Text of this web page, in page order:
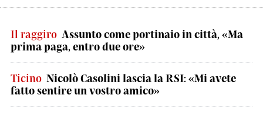
Il raggiro Assunto come portinaio in città, «Ma
prima paga, entro due ore»
Ticino Nicolò Casolini lascia la RSI: «Mi avete
fatto sentire un vostro amico»